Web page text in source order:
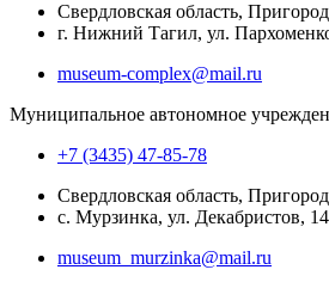
Свердловская область,
г. Нижний Тагил, ул.
museum-complex@mail.ru
Муниципальное автономное
+7 (3435) 47-85-78
Свердловская область,
с. Мурзинка, ул. Декабристов,
museum_murzinka@mail.ru